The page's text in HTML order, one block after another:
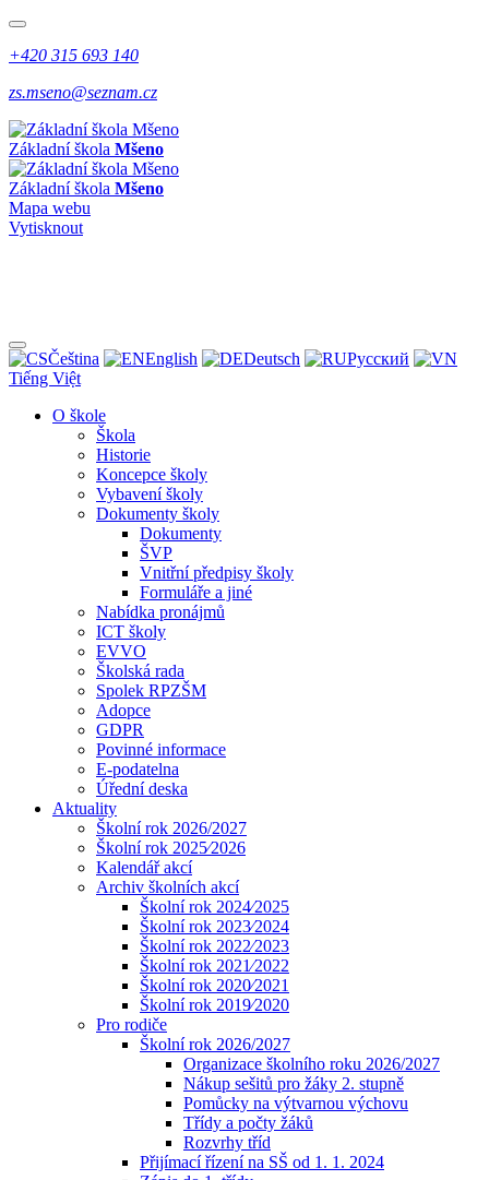
+420 315 693 140
zs.mseno@seznam.cz
Základní škola Mšeno
Základní škola Mšeno
Mapa webu
Vytisknout
Čeština English Deutsch
Pусский
Tiếng Việt
O škole
Škola
Historie
Koncepce školy
Vybavení školy
Dokumenty školy
Dokumenty
ŠVP
Vnitřní předpisy školy
Formuláře a jiné
Nabídka pronájmů
ICT školy
EVVO
Školská rada
Spolek RPZŠM
Adopce
GDPR
Povinné informace
E-podatelna
Úřední deska
Aktuality
Školní rok 2026/2027
Školní rok 2025⁄2026
Kalendář akcí
Archiv školních akcí
Školní rok 2024⁄2025
Školní rok 2023⁄2024
Školní rok 2022⁄2023
Školní rok 2021⁄2022
Školní rok 2020⁄2021
Školní rok 2019⁄2020
Pro rodiče
Školní rok 2026/2027
Organizace školního roku 2026/2027
Nákup sešitů pro žáky 2. stupně
Pomůcky na výtvarnou výchovu
Třídy a počty žáků
Rozvrhy tříd
Přijímací řízení na SŠ od 1. 1. 2024